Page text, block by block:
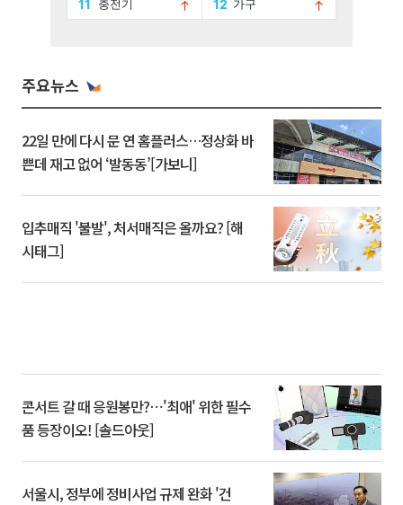
주요뉴스
22일 만에 다시 문 연 홈플러스…정상화 바
쁜데 재고 없어 ‘발동동’[가보니]
입추매직 '불발', 처서매직은 올까요? [해
시태그]
콘서트 갈 때 응원봉만?⋯'최애' 위한 필수
품 등장이오! [솔드아웃]
서울시, 정부에 정비사업 규제 완화 '건